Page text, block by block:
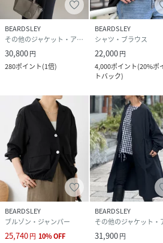
登録カラーの商品の「残りわずか」
知を受け取ることができます。
各ショップアプリにてブランドフォ
報、最新のニュースやお得な情報を受
す。
旧品番BEZ1051607A0001から、新
の【組成】【カラー表記】を変更して
【変更内容】
旧品番：ポリエステル57％ レーヨ
新品番：ポリエステル58％ レーヨ
番のブラックに該当します。
性別タイプ レディース
原産国 中国
BEARDSLEY
その他のジャケット・アウター
30,800円
280ポイント(1倍)
BEARDSLEY
シャツ・ブラウス
22,000円
4,000ポイント(20%ポ
トバック)
BEARDSLEY
ブルゾン・ジャンパー
25,740円 10%OFF
BEARDSLEY
31,900円